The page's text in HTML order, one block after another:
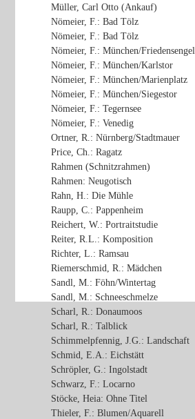
Müller, Carl Otto (Ankauf)
Nömeier, F.: Bad Tölz
Nömeier, F.: Bad Tölz
Nömeier, F.: München/Friedensengel
Nömeier, F.: München/Karlstor
Nömeier, F.: München/Marienplatz
Nömeier, F.: München/Siegestor
Nömeier, F.: Tegernsee
Nömeier, F.: Venedig
Ortner, R.: Nürnberg/Stadtmauer
Price, Ch.: Ragatz
Rahmen (Schnitzrahmen)
Rahmen: Neugotisch
Rahn, H.: Die Mühle
Raupp, C.: Pappenheim
Reichert, W.: Portraitstudie
Reiter, R.L.: Komposition
Richter, L.: Ramsau
Riemerschmid, R.: Mädchen
Sandl, M.: Föhn/Wintertag
Sandl, M.: Schneeschmelze
Scharl, R.: Donaumoos
Scharl, R.: Talblick
Schimmelpfennig, J.G.: Landschaft
Schmid, E.A.: Eichstätt
Schröpler, G.: Ingolstadt
Schwarz, F.: Locarno
Stöcke, Heia: Ohne Titel
Thieler, F.: Blumen/Aquarell